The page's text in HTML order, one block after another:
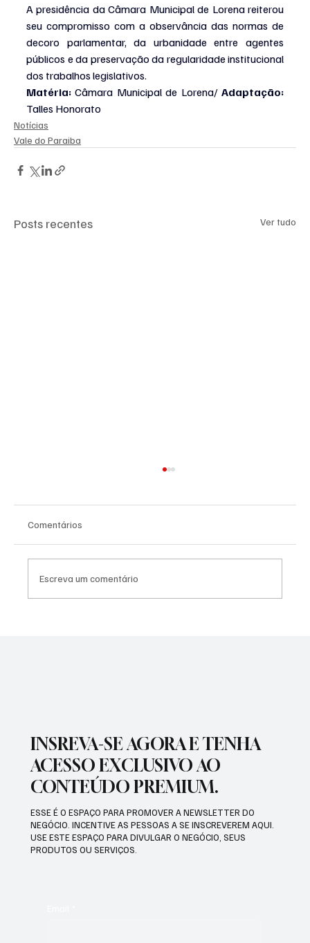
A presidência da Câmara Municipal de Lorena reiterou
seu compromisso com a observância das normas de
decoro parlamentar, da urbanidade entre agentes
públicos e da preservação da regularidade institucional
dos trabalhos legislativos.
Matéria: Câmara Municipal de Lorena/
Talles Honorato
Notícias
Vale do Paraiba
Posts recentes Ver tudo
Comentários
Escreva um comentário
INSREVA-SE AGORA E TENHA
ACESSO EXCLUSIVO AO
CONTEÚDO PREMIUM.
ESSE É O ESPAÇO PARA PROMOVER A NEWSLETTER DO
NEGÓCIO. INCENTIVE AS PESSOAS A SE INSCREVEREM AQUI.
USE ESTE ESPAÇO PARA DIVULGAR O NEGÓCIO, SEUS
PRODUTOS OU SERVIÇOS.